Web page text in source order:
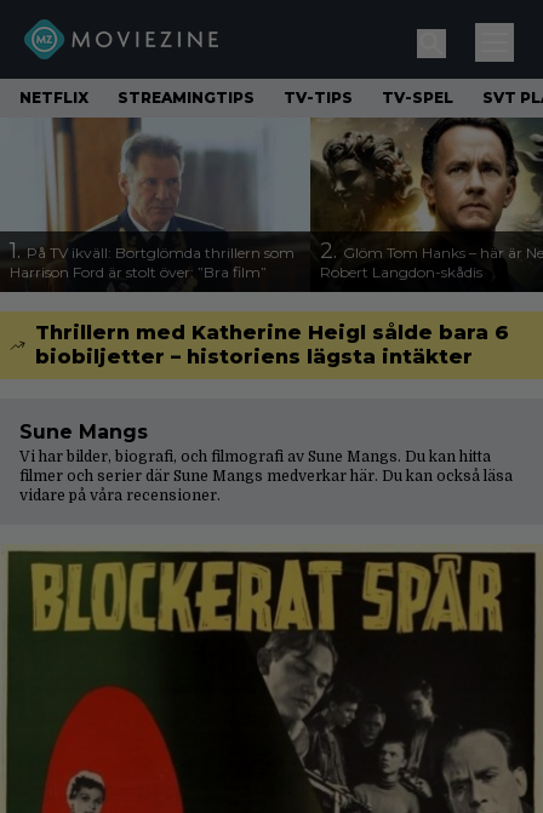
NETFLIX STREAMINGTIPS TV-TIPS TV-SPEL SVT
1. På TV ikväll: Bortglömda thrillern som
Harrison Ford är stolt över: ”Bra film”
2. Glöm Tom Hanks – här är
Robert Langdon-skådis
Thrillern med Katherine Heigl sålde bara 6
biobiljetter – historiens lägsta intäkter
Sune Mangs
Vi har bilder, biografi, och filmografi av Sune Mangs. Du kan hitta
filmer och serier där Sune Mangs medverkar här. Du kan också läsa
vidare på våra recensioner.